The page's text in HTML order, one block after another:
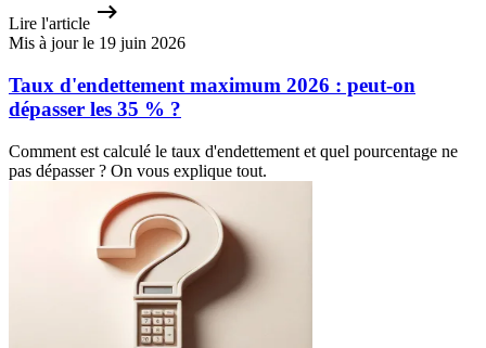
Lire l'article
Mis à jour le 19 juin 2026
Taux d'endettement maximum 2026 : peut-on
dépasser les 35 % ?
Comment est calculé le taux d'endettement et quel pourcentage ne
pas dépasser ? On vous explique tout.